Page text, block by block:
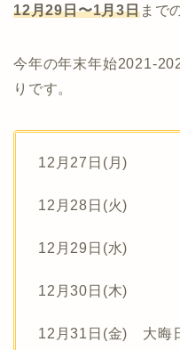
12月29日〜1月3日まで
今年の年末年始2021-
りです。
12月27日(月)
12月28日(火)
12月29日(水)
12月30日(木)
12月31日(金) 大晦